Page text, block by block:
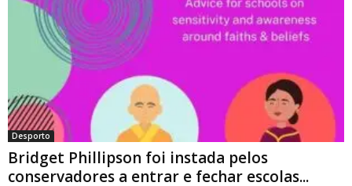
Desporto
Bridget Phillipson foi instada pelos
conservadores a entrar e fechar escolas...